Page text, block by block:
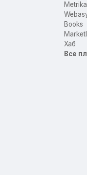
Metrika
Books
Хаб
Все